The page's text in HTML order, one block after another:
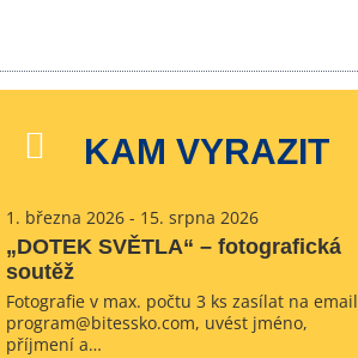
KAM VYRAZIT
1. března 2026 - 15. srpna 2026
„DOTEK SVĚTLA“ – fotografická
soutěž
Fotografie v max. počtu 3 ks zasílat na email
program@bitessko.com, uvést jméno,
příjmení a…